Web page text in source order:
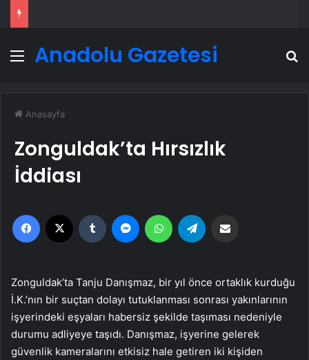
Menü
Anadolu Gazetesi
Anasayfa
Zonguldak’ta Hırsızlık
İddiası
Facebook Tumblr MessengerWhatsApp
Zonguldak’ta Tanju Danışmaz, bir yıl önce ortaklık kurduğu
İ.K.’nın bir suçtan dolayı tutuklanması sonrası yakınlarının
işyerindeki eşyaları habersiz şekilde taşıması nedeniyle
durumu adliyeye taşıdı. Danışmaz, işyerine gelerek
güvenlik kameralarını etkisiz hale getiren iki kişiden